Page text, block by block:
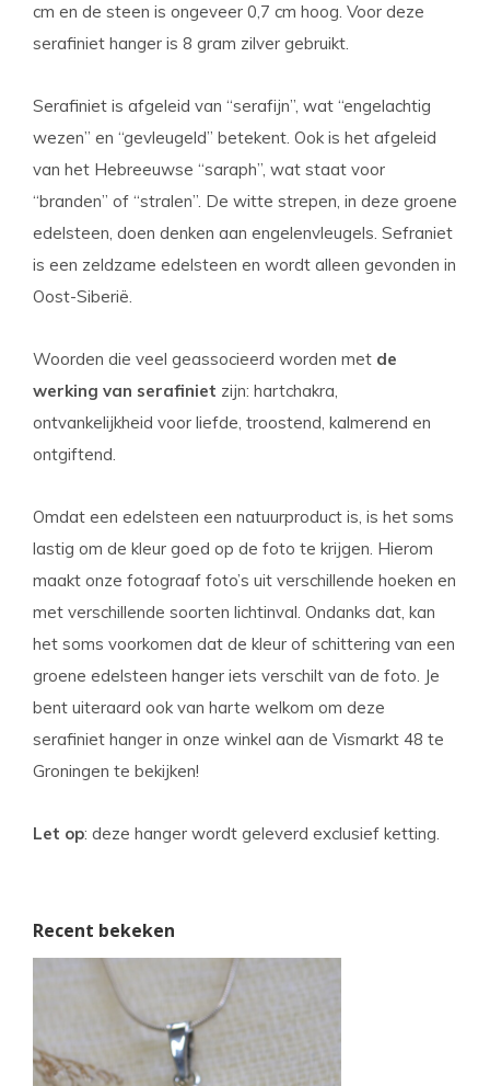
cm en de steen is ongeveer 0,7 cm hoog. Voor deze
serafiniet hanger is 8 gram zilver gebruikt.
Serafiniet is afgeleid van “serafijn”, wat “engelachtig
wezen” en “gevleugeld” betekent. Ook is het afgeleid
van het Hebreeuwse “saraph”, wat staat voor
“branden” of “stralen”. De witte strepen, in deze groene
edelsteen, doen denken aan engelenvleugels. Sefraniet
is een zeldzame edelsteen en wordt alleen gevonden in
Oost-Siberië.
Woorden die veel geassocieerd worden met de
werking van serafiniet zijn: hartchakra,
ontvankelijkheid voor liefde, troostend, kalmerend en
ontgiftend.
Omdat een edelsteen een natuurproduct is, is het soms
lastig om de kleur goed op de foto te krijgen. Hierom
maakt onze fotograaf foto’s uit verschillende hoeken en
met verschillende soorten lichtinval. Ondanks dat, kan
het soms voorkomen dat de kleur of schittering van een
groene edelsteen hanger iets verschilt van de foto. Je
bent uiteraard ook van harte welkom om deze
serafiniet hanger in onze winkel aan de Vismarkt 48 te
Groningen te bekijken!
Let op: deze hanger wordt geleverd exclusief ketting.
Recent bekeken